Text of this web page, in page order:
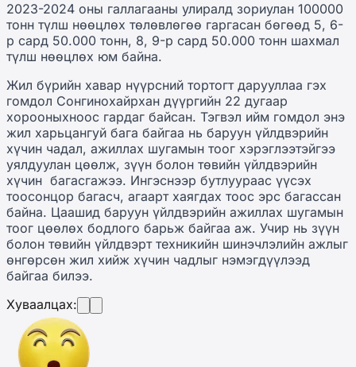
2023-2024 оны галлагааны улиралд зориулан 100000
тонн түлш нөөцлөх төлөвлөгөө гаргасан бөгөөд 5, 6-
р сард 50.000 тонн, 8, 9-р сард 50.000 тонн шахмал
түлш нөөцлөх юм байна.
Жил бүрийн хавар нүүрсний тортогт дарууллаа гэх
гомдол Сонгинохайрхан дүүргийн 22 дугаар
хорооныхноос гардаг байсан. Тэгвэл ийм гомдол энэ
жил харьцангуй бага байгаа нь баруун үйлдвэрийн
хүчин чадал, ажиллах шугамын тоог хэрэглээтэйгээ
уялдуулан цөөлж, зүүн болон төвийн үйлдвэрийн
хүчин багасгажээ. Ингэснээр бутлуураас үүсэх
тоосонцор багасч, агаарт хаягдах тоос эрс багассан
байна. Цаашид баруун үйлдвэрийн ажиллах шугамын
тоог цөөлөх бодлого барьж байгаа аж. Учир нь зүүн
болон төвийн үйлдвэрт техникийн шинэчлэлийн ажлыг
өнгөрсөн жил хийж хүчин чадлыг нэмэгдүүлээд
байгаа билээ.
Хуваалцах: